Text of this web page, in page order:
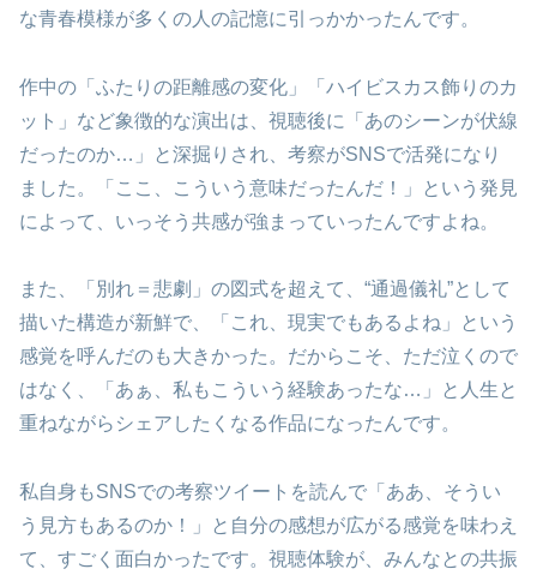
な青春模様が多くの人の記憶に引っかかったんです。
作中の「ふたりの距離感の変化」「ハイビスカス飾りのカ
ット」など象徴的な演出は、視聴後に「あのシーンが伏線
だったのか…」と深掘りされ、考察がSNSで活発になり
ました。「ここ、こういう意味だったんだ！」という発見
によって、いっそう共感が強まっていったんですよね。
また、「別れ＝悲劇」の図式を超えて、“通過儀礼”として
描いた構造が新鮮で、「これ、現実でもあるよね」という
感覚を呼んだのも大きかった。だからこそ、ただ泣くので
はなく、「あぁ、私もこういう経験あったな…」と人生と
重ねながらシェアしたくなる作品になったんです。
私自身もSNSでの考察ツイートを読んで「ああ、そうい
う見方もあるのか！」と自分の感想が広がる感覚を味わえ
て、すごく面白かったです。視聴体験が、みんなとの共振